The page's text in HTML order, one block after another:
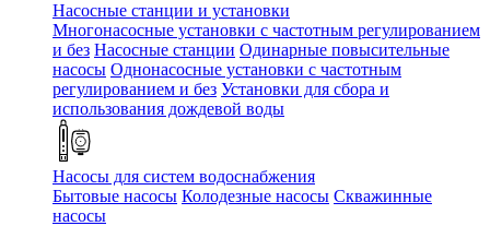
Насосные станции и установки
Многонасосные установки с частотным регулированием
и без Насосные станции Одинарные повысительные
насосы Однонасосные установки с частотным
регулированием и без Установки для сбора и
использования дождевой воды
Насосы для систем водоснабжения
Бытовые насосы Колодезные насосы Скважинные
насосы